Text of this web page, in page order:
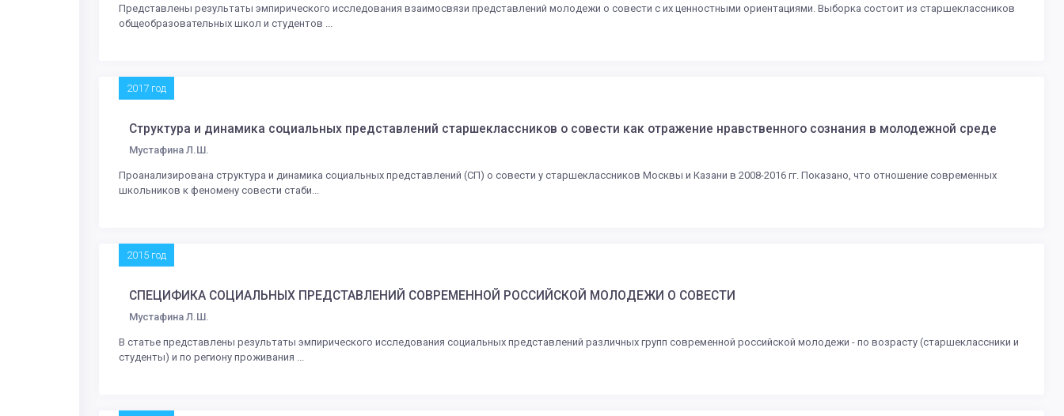
Представлены результаты эмпирического исследования взаимосвязи представлений молодежи о совести с их ценностными ориентациями. Выборка состоит из старшеклассников
общеобразовательных школ и студентов ...
2017 год
Структура и динамика социальных представлений старшеклассников о совести как отражение нравственного сознания в молодежной среде
Мустафина Л.Ш.
Проанализирована структура и динамика социальных представлений (СП) о совести у старшеклассников Москвы и Казани в 2008-2016 гг. Показано, что отношение современных
школьников к феномену совести стаби...
2015 год
СПЕЦИФИКА СОЦИАЛЬНЫХ ПРЕДСТАВЛЕНИЙ СОВРЕМЕННОЙ РОССИЙСКОЙ МОЛОДЕЖИ О СОВЕСТИ
Мустафина Л.Ш.
В статье представлены результаты эмпирического исследования социальных представлений различных групп современной российской молодежи - по возрасту (старшеклассники и
студенты) и по региону проживания ...